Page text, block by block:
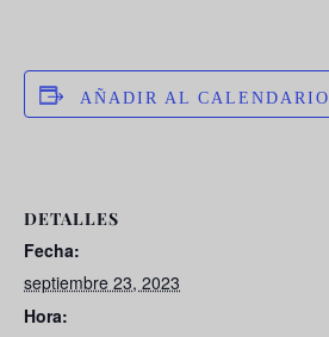
AÑADIR AL CALENDARIO
DETALLES
Fecha:
septiembre 23, 2023
Hora: